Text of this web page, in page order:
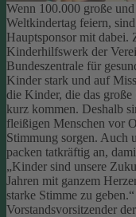
Wenn 100.000 große
Weltkindertag feiern,
Hauptsponsor mit dabei.
Kinderhilfswerk der
Bundeszentrale für
Kinder stark und auf
die Kinder, die das
kurz kommen. Deshalb
fleißigen Menschen vor
Stimmung sorgen. Auch
packen tatkräftig an,
„Kinder sind unsere
Jahren mit ganzem
starke Stimme zu geben.“
Vorstandsvorsitzender